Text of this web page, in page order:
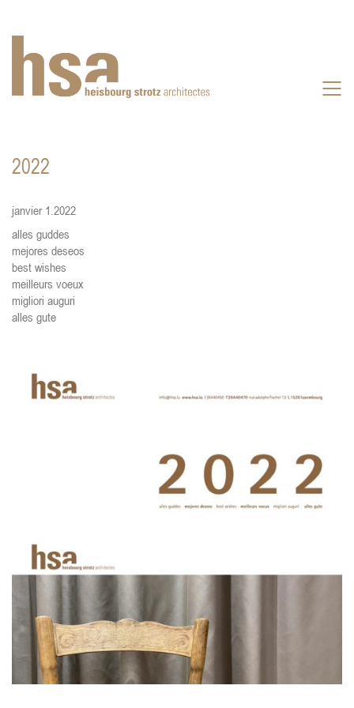
2022
janvier 1.2022
alles guddes
mejores deseos
best wishes
meilleurs voeux
migliori auguri
alles gute